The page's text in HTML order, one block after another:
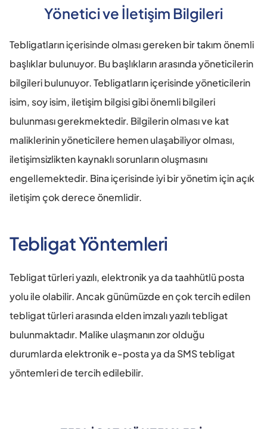
Yönetici ve İletişim Bilgileri
Tebligatların içerisinde olması gereken bir takım önemli
başlıklar bulunuyor. Bu başlıkların arasında yöneticilerin
bilgileri bulunuyor. Tebligatların içerisinde yöneticilerin
isim, soy isim, iletişim bilgisi gibi önemli bilgileri
bulunması gerekmektedir. Bilgilerin olması ve kat
maliklerinin yöneticilere hemen ulaşabiliyor olması,
iletişimsizlikten kaynaklı sorunların oluşmasını
engellemektedir. Bina içerisinde iyi bir yönetim için açık
iletişim çok derece önemlidir.
Tebligat Yöntemleri
Tebligat türleri yazılı, elektronik ya da taahhütlü posta
yolu ile olabilir. Ancak günümüzde en çok tercih edilen
tebligat türleri arasında elden imzalı yazılı tebligat
bulunmaktadır. Malike ulaşmanın zor olduğu
durumlarda elektronik e-posta ya da SMS tebligat
yöntemleri de tercih edilebilir.